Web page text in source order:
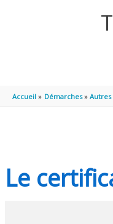
Accueil Démarches
Le